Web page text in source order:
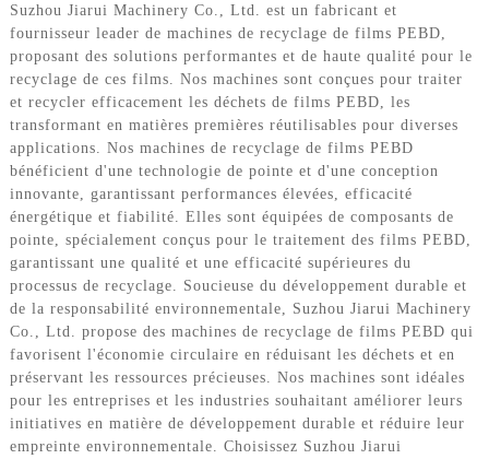
Suzhou Jiarui Machinery Co., Ltd. est un fabricant et
fournisseur leader de machines de recyclage de films PEBD,
proposant des solutions performantes et de haute qualité pour le
recyclage de ces films. Nos machines sont conçues pour traiter
et recycler efficacement les déchets de films PEBD, les
transformant en matières premières réutilisables pour diverses
applications. Nos machines de recyclage de films PEBD
bénéficient d'une technologie de pointe et d'une conception
innovante, garantissant performances élevées, efficacité
énergétique et fiabilité. Elles sont équipées de composants de
pointe, spécialement conçus pour le traitement des films PEBD,
garantissant une qualité et une efficacité supérieures du
processus de recyclage. Soucieuse du développement durable et
de la responsabilité environnementale, Suzhou Jiarui Machinery
Co., Ltd. propose des machines de recyclage de films PEBD qui
favorisent l'économie circulaire en réduisant les déchets et en
préservant les ressources précieuses. Nos machines sont idéales
pour les entreprises et les industries souhaitant améliorer leurs
initiatives en matière de développement durable et réduire leur
empreinte environnementale. Choisissez Suzhou Jiarui